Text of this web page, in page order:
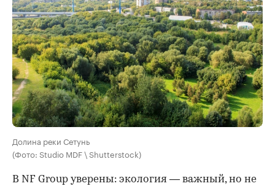
Долина реки Сетунь
(Фото: Studio MDF \ Shutterstock)
В NF Group уверены: экология — важный, но не